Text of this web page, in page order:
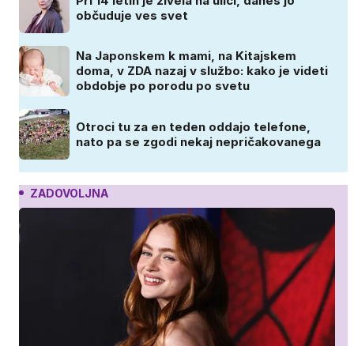
občuduje ves svet
Na Japonskem k mami, na Kitajskem
doma, v ZDA nazaj v službo: kako je videti
obdobje po porodu po svetu
Otroci tu za en teden oddajo telefone,
nato pa se zgodi nekaj nepričakovanega
ZADOVOLJNA